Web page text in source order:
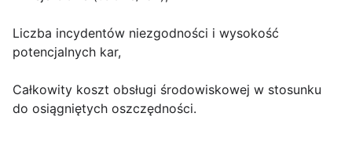
Liczba incydentów niezgodności i wysokość
potencjalnych kar,
Całkowity koszt obsługi środowiskowej w stosunku
do osiągniętych oszczędności.